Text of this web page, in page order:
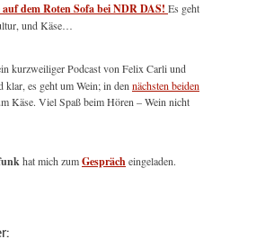
auf dem Roten Sofa bei NDR DAS! Es geht
und Käse…
kurzweiliger Podcast von Felix Carli und
klar, es geht um Wein; in den nächsten beiden
Käse. Viel Spaß beim Hören – Wein nicht
hat mich zumGesprächeingeladen.